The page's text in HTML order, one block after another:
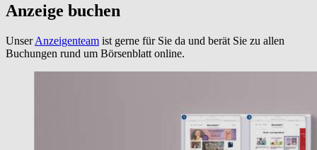
Anzeige buchen
UnserAnzeigenteam ist gerne für Sie da und berät Sie zu allen
Buchungen rund um Börsenblatt online.